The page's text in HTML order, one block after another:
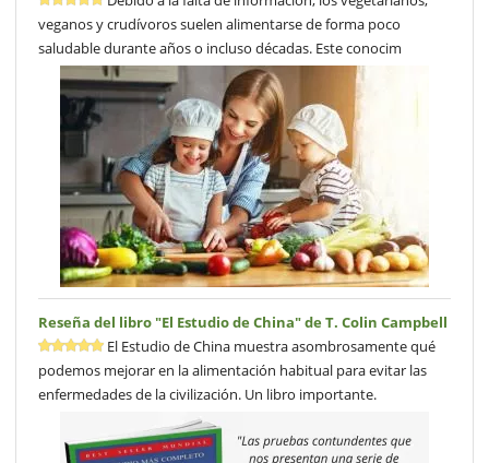
veganos y crudívoros suelen alimentarse de forma poco
saludable durante años o incluso décadas. Este conocim
Reseña del libro "El Estudio de China" de T. Colin Campbell
El Estudio de China muestra asombrosamente qué
podemos mejorar en la alimentación habitual para evitar las
enfermedades de la civilización. Un libro importante.